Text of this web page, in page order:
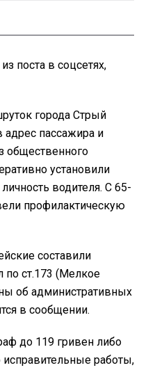
поста в соцсетях,
города Стрый
пассажира и
общественного
установили
водителя. С 65-
профилактическую
составили
по ст.173 (Мелкое
об административных
в сообщении.
до 119 гривен либо
работы,